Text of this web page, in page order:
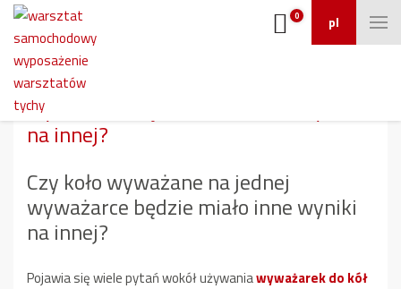
pl
0
Czy koło wyważane na jednej
wyważarce będzie miało inne wyniki
na innej?
Czy koło wyważane na jednej
wyważarce będzie miało inne wyniki
na innej?
Pojawia się wiele pytań wokół używaniawyważarek do kół